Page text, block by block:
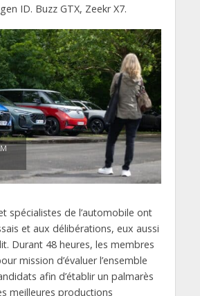
ID. Buzz GTX, Zeekr X7.
spécialistes de l’automobile ont
et aux délibérations, eux aussi
Durant 48 heures, les membres
mission d’évaluer l’ensemble
afin d’établir un palmarès
meilleures productions